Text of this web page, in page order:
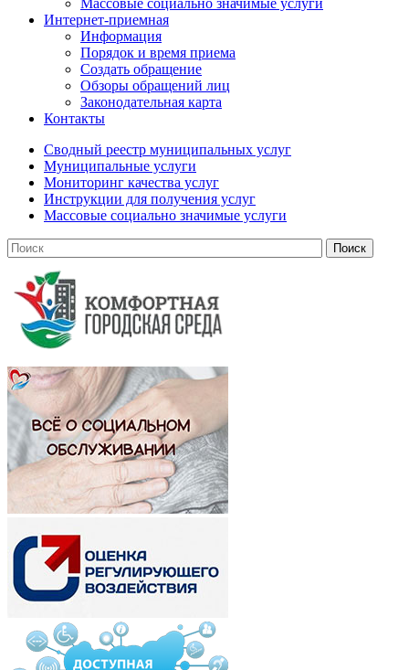
Массовые социально значимые услуги
Интернет-приемная
Информация
Порядок и время приема
Создать обращение
Обзоры обращений лиц
Законодательная карта
Контакты
Сводный реестр муниципальных услуг
Муниципальные услуги
Мониторинг качества услуг
Инструкции для получения услуг
Массовые социально значимые услуги